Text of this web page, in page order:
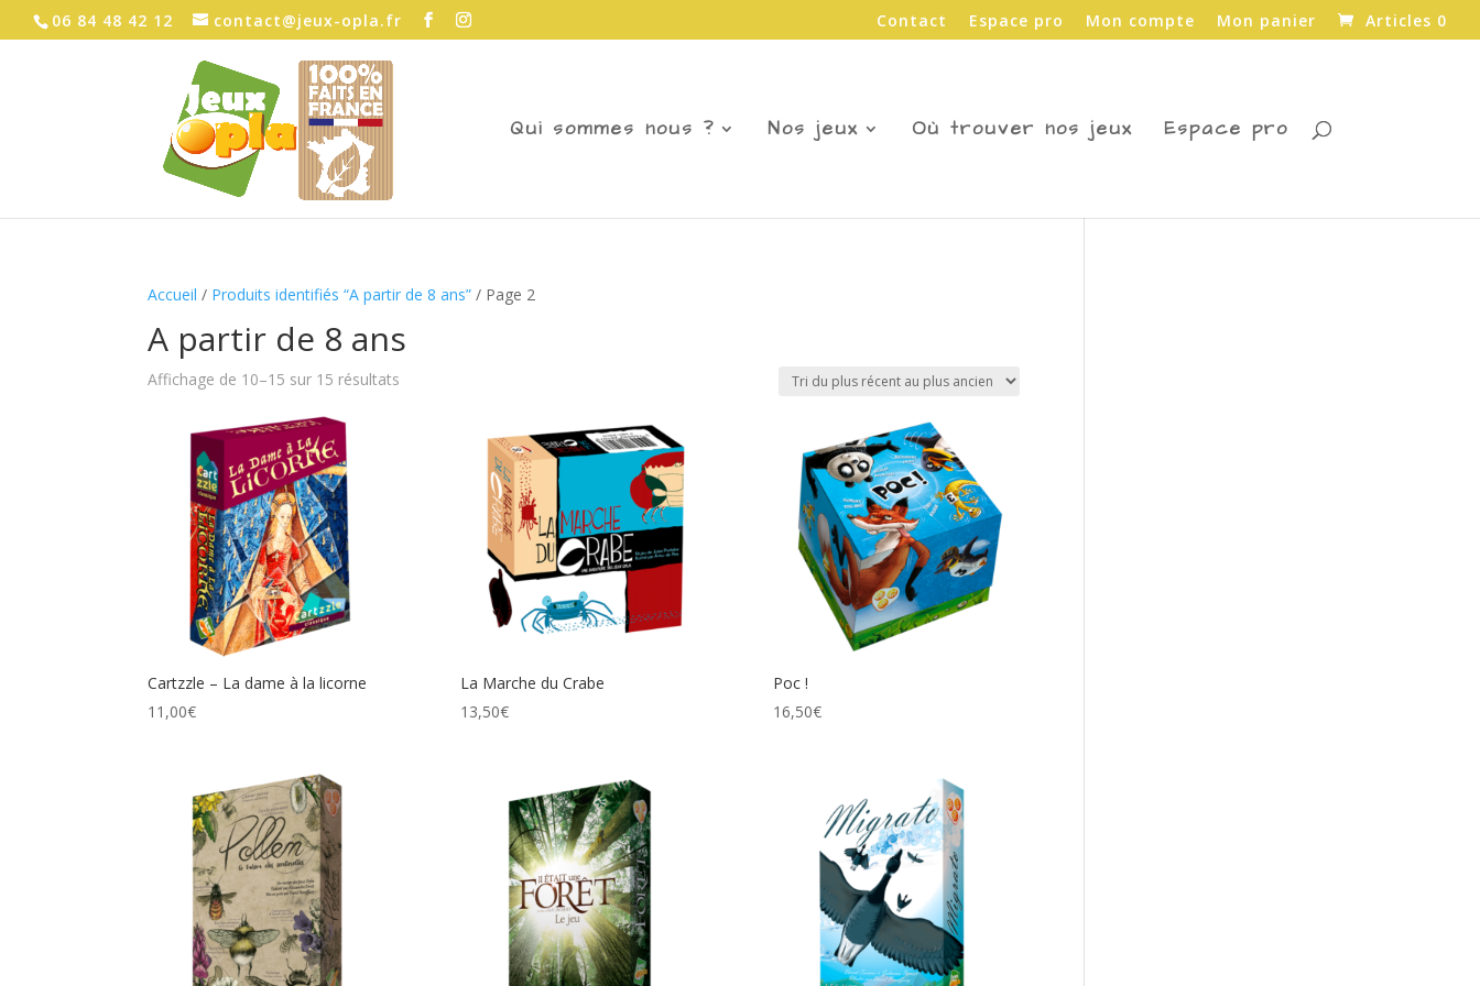
06 84 48 42 12 contact@jeux-opla.fr Contact Espace pro Mon compte Mon panier Articles 0
Qui sommes nous ? Nos jeux Où trouver nos jeux Espace pro
Accueil / Produits identifiés “A partir de 8 ans” / Page 2
A partir de 8 ans
Affichage de 10–15 sur 15 résultats
Cartzzle – La dame à la licorne
11,00€
La Marche du Crabe
13,50€
Poc !
16,50€